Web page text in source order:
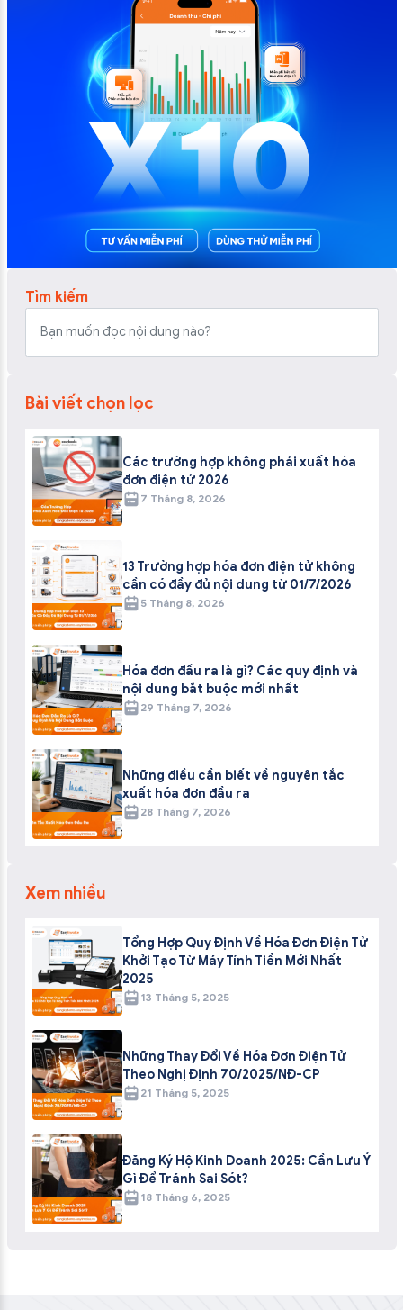
Tìm kiếm
Bài viết chọn lọc
Các trường hợp không phải xuất hóa
đơn điện tử 2026
7 Tháng 8, 2026
13 Trường hợp hóa đơn điện tử không
cần có đầy đủ nội dung từ 01/7/2026
5 Tháng 8, 2026
Hóa đơn đầu ra là gì? Các quy định và
nội dung bắt buộc mới nhất
29 Tháng 7, 2026
Những điều cần biết về nguyên tắc
xuất hóa đơn đầu ra
28 Tháng 7, 2026
Xem nhiều
Tổng Hợp Quy Định Về Hóa Đơn Điện Tử
Khởi Tạo Từ Máy Tính Tiền Mới Nhất
2025
13 Tháng 5, 2025
Những Thay Đổi Về Hóa Đơn Điện Tử
Theo Nghị Định 70/2025/NĐ-CP
21 Tháng 5, 2025
Đăng Ký Hộ Kinh Doanh 2025: Cần Lưu Ý
Gì Để Tránh Sai Sót?
18 Tháng 6, 2025